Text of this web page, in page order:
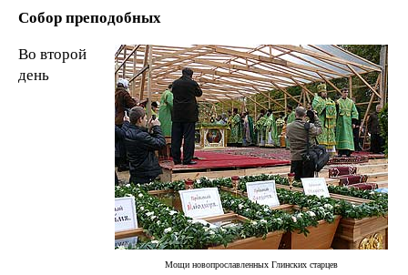
Собор преподобных
Мощи новопрославленных Глинских старцев
Во второй
день